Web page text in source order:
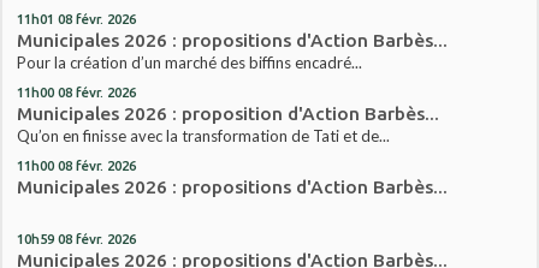
11h01 08 févr. 2026
Municipales 2026 : propositions d'Action Barbès...
Pour la création d’un marché des biffins encadré...
11h00 08 févr. 2026
Municipales 2026 : proposition d'Action Barbès...
Qu’on en finisse avec la transformation de Tati et de...
11h00 08 févr. 2026
Municipales 2026 : propositions d'Action Barbès...
10h59 08 févr. 2026
Municipales 2026 : propositions d'Action Barbès...